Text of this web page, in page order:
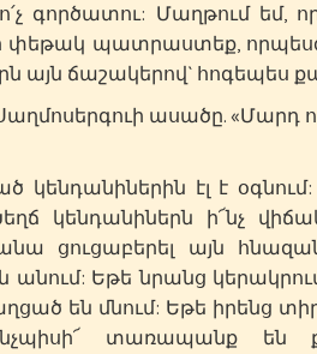
գործատու: Մաղթում եմ,
փեթակ պատրաստեք,
այն ճաշակերով` հոգեպես
ասածը. «Մարդ
էլ է օգնում:
կենդանիներն ի՜նչ
ցուցաբերել այն
Եթե նրանց կերակրում
են մնում: Եթե իրենց
տառապանք են